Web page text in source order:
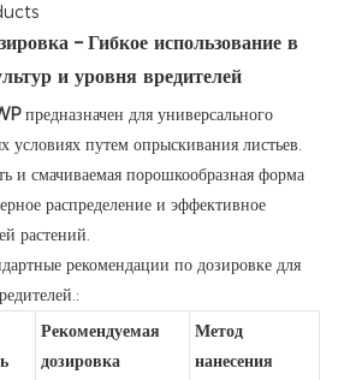
– Гибкое использование в
и уровня вредителей
предназначен для универсального
условиях путем опрыскивания листьев.
и смачиваемая порошкообразная форма
распределение и эффективное
растений.
рекомендации по дозировке для
Рекомендуемая
дозировка
Метод
нанесения